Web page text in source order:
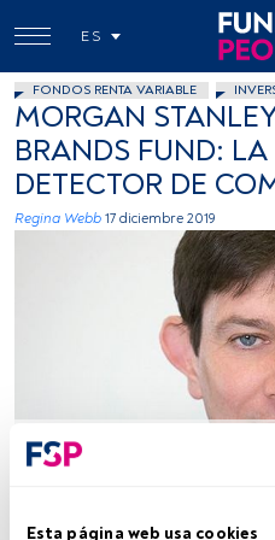
Esta página web usa cookies
ES
FONDOS RENTA VARIABLE
MORGAN
BRANDS FUND:
DETECTOR DE
Regina Webb 17 diciembre 2019
Tiempo lectura: 2 min.